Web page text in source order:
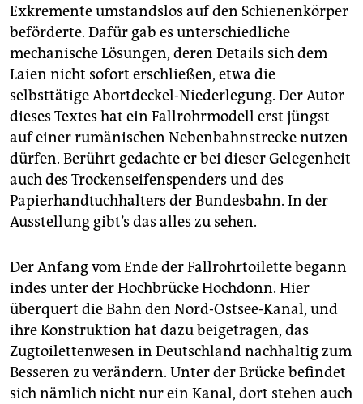
Exkremente umstandslos auf den Schienenkörper
beförderte. Dafür gab es unterschiedliche
mechanische Lösungen, deren Details sich dem
Laien nicht sofort erschließen, etwa die
selbsttätige Abortdeckel-Niederlegung. Der Autor
dieses Textes hat ein Fallrohrmodell erst jüngst
auf einer rumänischen Nebenbahnstrecke nutzen
dürfen. Berührt gedachte er bei dieser Gelegenheit
auch des Trockenseifenspenders und des
Papierhandtuchhalters der Bundesbahn. In der
Ausstellung gibt’s das alles zu sehen.
Der Anfang vom Ende der Fallrohrtoilette begann
indes unter der Hochbrücke Hochdonn. Hier
überquert die Bahn den Nord-Ostsee-Kanal, und
ihre Konstruktion hat dazu beigetragen, das
Zugtoilettenwesen in Deutschland nachhaltig zum
Besseren zu verändern. Unter der Brücke befindet
sich nämlich nicht nur ein Kanal, dort stehen auch